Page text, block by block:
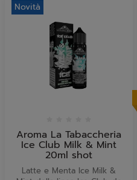
Novità
Aroma La Tabaccheria
Ice Club Milk & Mint
20ml shot
Latte e Menta Ice Milk &